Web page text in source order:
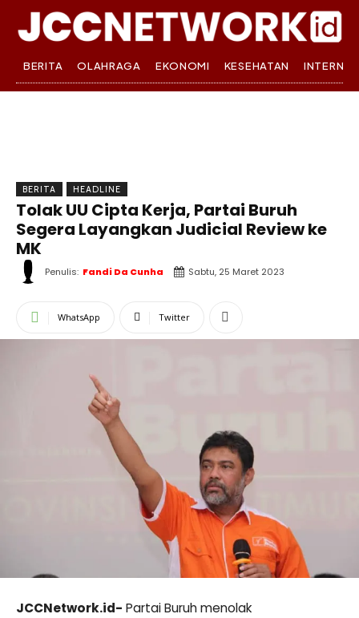
BERITA OLAHRAGA EKONOMI KESEHATAN
BERITA HEADLINE
Tolak UU Cipta Kerja, Partai Buruh
Segera Layangkan Judicial Review ke
MK
Penulis: Fandi Da Cunha Sabtu, 25 Maret 2023
WhatsApp Twitter
JCCNetwork.id- Partai Buruh menolak